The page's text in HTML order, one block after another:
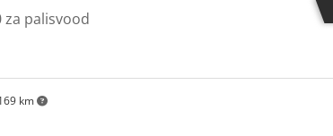
km
za palisvood